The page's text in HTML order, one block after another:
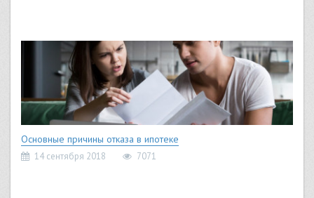
Основные причины отказа в ипотеке
14 сентября 2018 7071